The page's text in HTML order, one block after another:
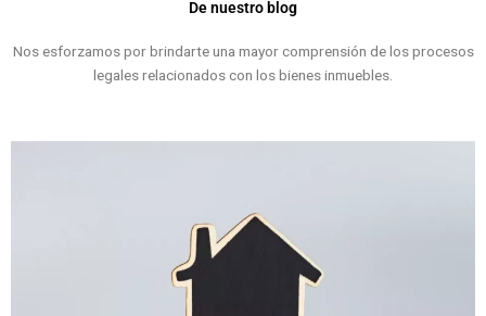
De nuestro blog
Nos esforzamos por brindarte una mayor comprensión de los procesos
legales relacionados con los bienes inmuebles.